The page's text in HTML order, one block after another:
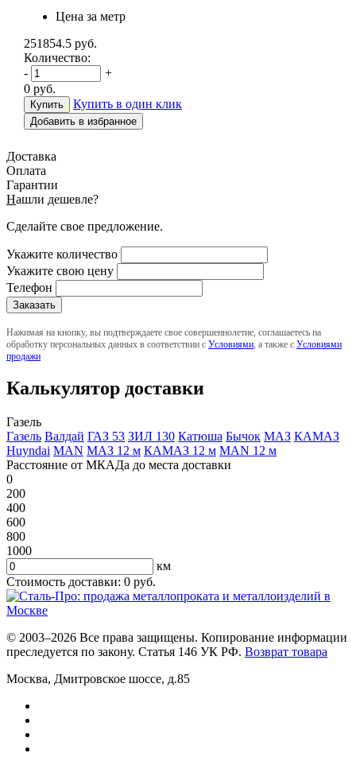
Цена за метр
251854.5 руб.
Количество:
-
+
0 руб.
Купить в один клик
Добавить в избранное
Доставка
Оплата
Гарантии
Нашли дешевле?
Сделайте свое предложение.
Укажите количество
Укажите свою цену
Телефон
Нажимая на кнопку, вы подтверждаете свое совершеннолетие, соглашаетесь на
обработку персональных данных в соответствии с Условиями , а также с Условиями
продажи
Калькулятор доставки
Газель
Газель Валдай ГАЗ 53 ЗИЛ 130 Катюша Бычок МАЗ КАМАЗ
Huyndai MAN МАЗ 12 м КАМАЗ 12 м MAN 12 м
Расстояние от МКАДа до места доставки
0
200
400
600
800
1000
км
Стоимость доставки: 0 руб.
© 2003–2026 Все права защищены. Копирование информации
преследуется по закону. Статья 146 УК РФ. Возврат товара
Москва, Дмитровское шоссе, д.85